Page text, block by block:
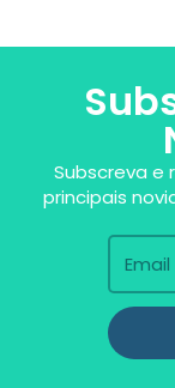
Subscreva e
principais